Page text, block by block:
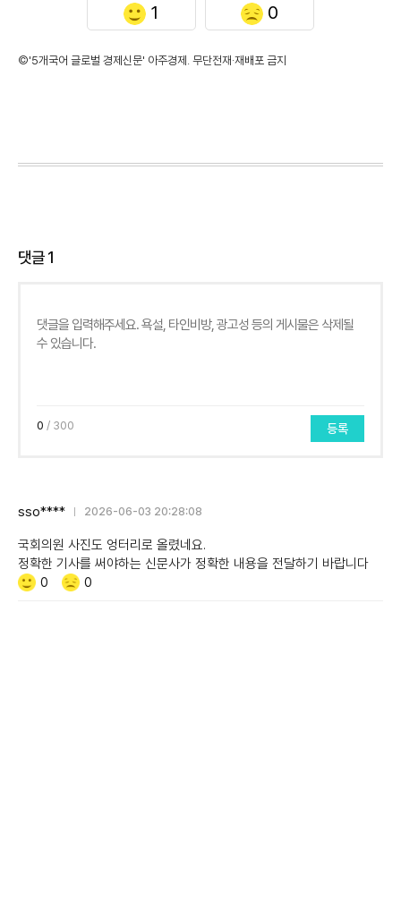
1 0
©'5개국어 글로벌 경제신문' 아주경제. 무단전재·재배포 금지
댓글1
0 / 300 등록
sso**** 2026-06-03 20:28:08
국회의원 사진도 엉터리로 올렸네요.
정확한 기사를 써야하는 신문사가 정확한 내용을 전달하기 바랍니다
Like/Dislike
공
0
비
0